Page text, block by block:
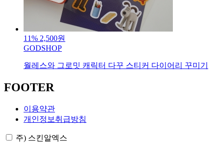
11% 2,500원
GODSHOP
월레스와 그로밋 캐릭터 다꾸 스티커 다이어리 꾸미기
FOOTER
이용약관
개인정보취급방침
주) 스킨알엑스